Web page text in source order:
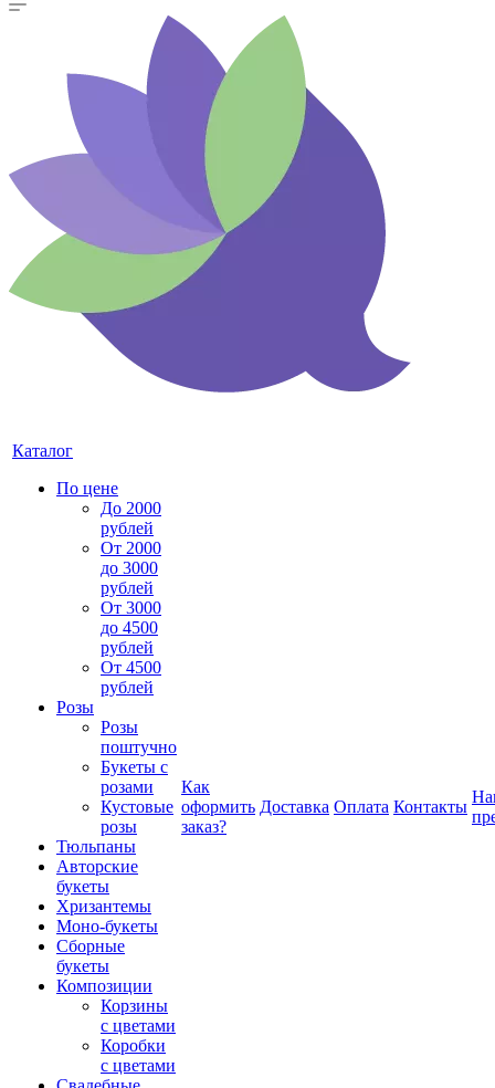
Каталог
По цене
До 2000
рублей
От 2000
до 3000
рублей
От 3000
до 4500
рублей
От 4500
рублей
Розы
Розы
поштучно
Букеты с
розами
Кустовые
розы
Тюльпаны
Авторские
букеты
Хризантемы
Моно-букеты
Сборные
букеты
Композиции
Корзины
с цветами
Коробки
с цветами
Как
оформить
заказ?
Доставка Оплата Контакты